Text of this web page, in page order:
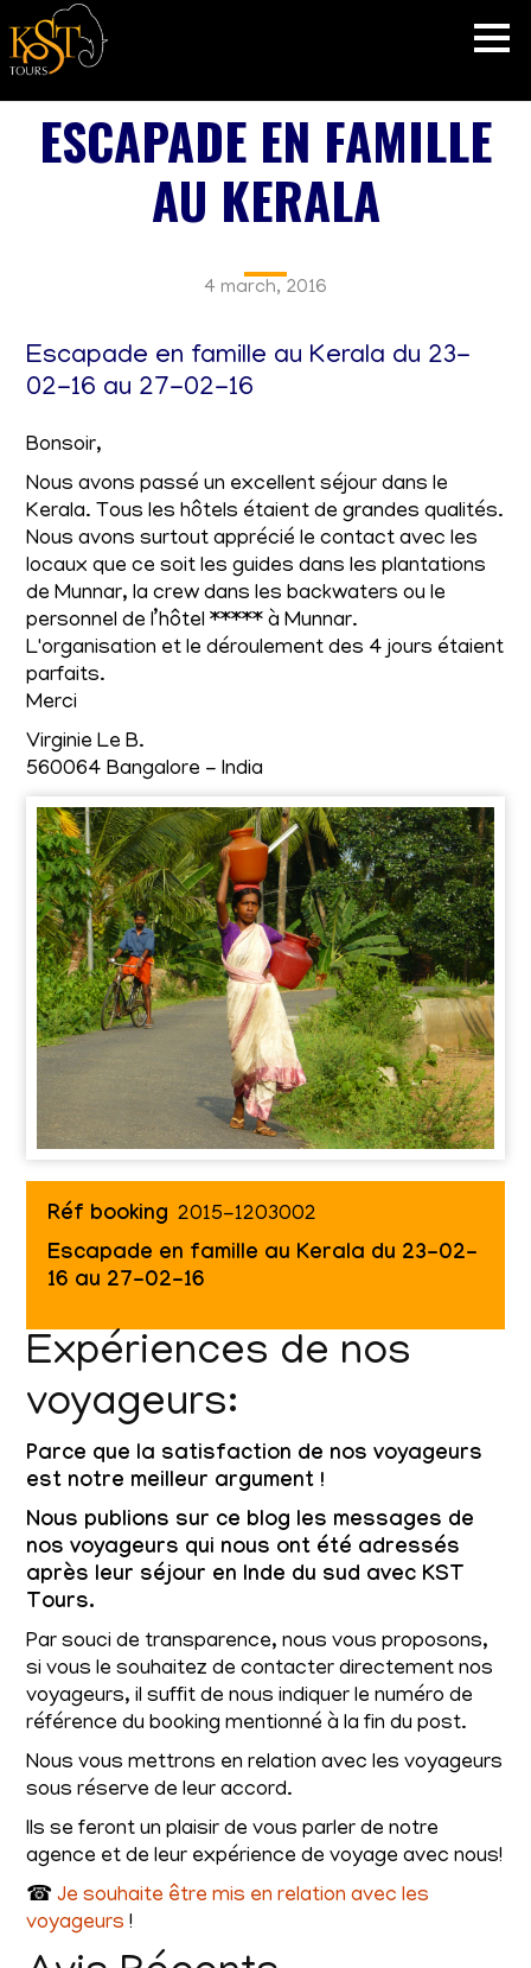
ESCAPADE EN FAMILLE
AU KERALA
4 march, 2016
Escapade en famille au Kerala du 23-
02-16 au 27-02-16
Bonsoir,
Nous avons passé un excellent séjour dans le
Kerala. Tous les hôtels étaient de grandes qualités.
Nous avons surtout apprécié le contact avec les
locaux que ce soit les guides dans les plantations
de Munnar, la crew dans les backwaters ou le
personnel de l’hôtel ***** à Munnar.
L'organisation et le déroulement des 4 jours étaient
parfaits.
Merci
Virginie Le B.
560064 Bangalore - India
Réf booking 2015-1203002
Escapade en famille au Kerala du 23-02-
16 au 27-02-16
Expériences de nos
voyageurs:
Parce que la satisfaction de nos voyageurs
est notre meilleur argument !
Nous publions sur ce blog les messages de
nos voyageurs qui nous ont été adressés
après leur séjour en Inde du sud avec KST
Tours.
Par souci de transparence, nous vous proposons,
si vous le souhaitez de contacter directement nos
voyageurs, il suffit de nous indiquer le numéro de
référence du booking mentionné à la fin du post.
Nous vous mettrons en relation avec les voyageurs
sous réserve de leur accord.
Ils se feront un plaisir de vous parler de notre
agence et de leur expérience de voyage avec nous!
☎Je souhaite être mis en relation avec les
voyageurs !